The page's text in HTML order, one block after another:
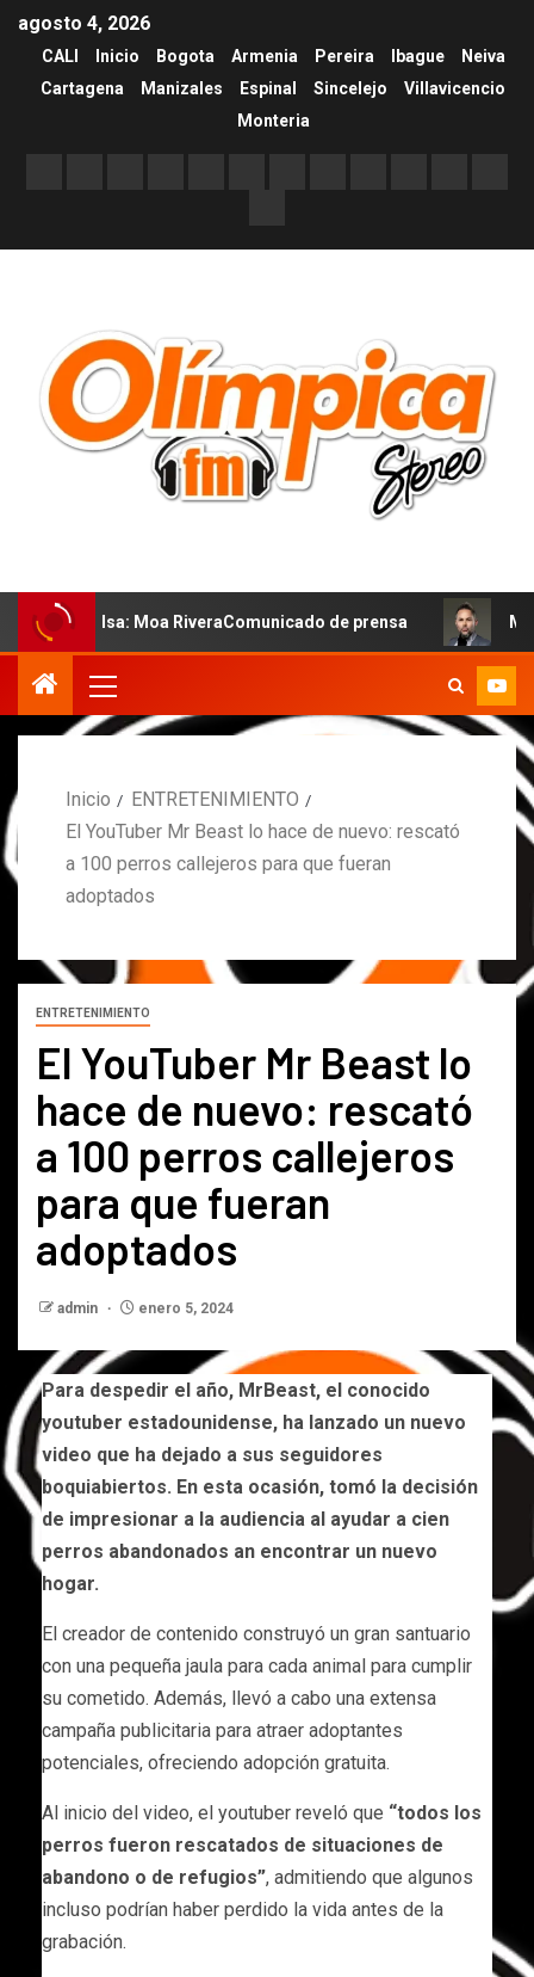
agosto 4, 2026
CALI Inicio Bogota Armenia Pereira Ibague
Neiva
Cartagena
Manizales Espinal Sincelejo
Villavicencio
Monteria
Moa RiveraComunicado de prensa MARCOS
Inicio
ENTRETENIMIENTO
El YouTuber Mr Beast lo hace de nuevo: rescató
a 100 perros callejeros para que fueran
adoptados
ENTRETENIMIENTO
El YouTuber Mr Beast lo
hace de nuevo: rescató
a 100 perros callejeros
para que fueran
adoptados
admin enero 5, 2024
Para despedir el año, MrBeast, el conocido
youtuber estadounidense, ha lanzado un nuevo
video que ha dejado a sus seguidores
boquiabiertos. En esta ocasión, tomó la decisión
de impresionar a la audiencia al ayudar a cien
perros abandonados an encontrar un nuevo
hogar.
El creador de contenido construyó un gran santuario
con una pequeña jaula para cada animal para cumplir
su cometido. Además, llevó a cabo una extensa
campaña publicitaria para atraer adoptantes
potenciales, ofreciendo adopción gratuita.
Al inicio del video, el youtuber reveló que “todos los
perros fueron rescatados de situaciones de
abandono o de refugios”, admitiendo que algunos
incluso podrían haber perdido la vida antes de la
grabación.